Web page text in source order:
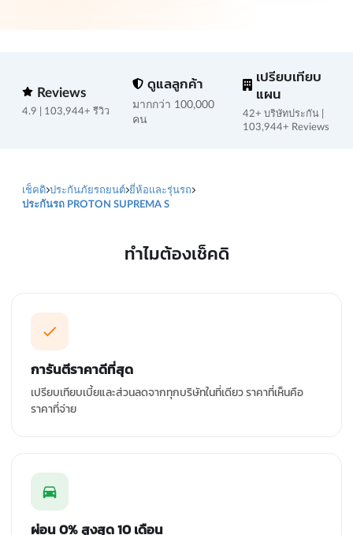
Reviews
4.9 | 103,944+ รีวิว
ดูแลลูกค้า
มากกว่า 100,000
คน
เปรียบเทียบ
แผน
42+ บริษัทประกัน |
103,944+ Reviews
เช็คดิ ประกันภัยรถยนต์ ยี่ห้อและรุ่นรถ
ประกันรถ PROTON SUPREMA S
ทำไมต้องเช็คดิ
การันตีราคาดีที่สุด
เปรียบเทียบเบี้ยและส่วนลดจากทุกบริษัทในที่เดียว ราคาที่เห็นคือ
ราคาที่จ่าย
ผ่อน 0% สูงสุด 10 เดือน